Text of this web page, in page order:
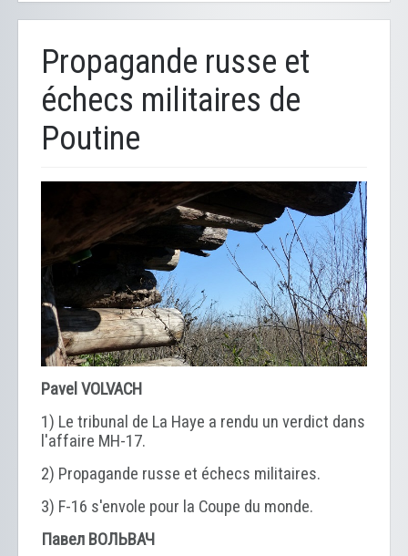
Propagande russe et
échecs militaires de
Poutine
Pavel VOLVACH
1) Le tribunal de La Haye a rendu un verdict dans
l'affaire MH-17.
2) Propagande russe et échecs militaires.
3) F-16 s'envole pour la Coupe du monde.
Павел ВОЛЬВАЧ